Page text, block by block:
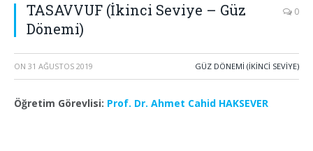
TASAVVUF (İkinci Seviye – Güz
Dönemi)
0
ON 31 AĞUSTOS 2019 GÜZ DÖNEMİ (İKİNCİ SEVİYE)
Öğretim Görevlisi: Prof. Dr. Ahmet Cahid HAKSEVER